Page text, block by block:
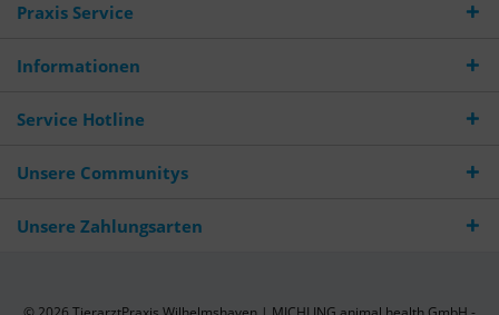
Praxis Service
Informationen
Service Hotline
Unsere Communitys
Unsere Zahlungsarten